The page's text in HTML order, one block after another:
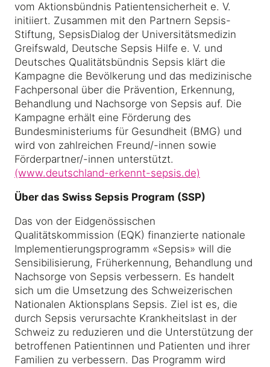
vom Aktionsbündnis Patientensicherheit e. V.
initiiert. Zusammen mit den Partnern Sepsis-
Stiftung, SepsisDialog der Universitätsmedizin
Greifswald, Deutsche Sepsis Hilfe e. V. und
Deutsches Qualitätsbündnis Sepsis klärt die
Kampagne die Bevölkerung und das medizinische
Fachpersonal über die Prävention, Erkennung,
Behandlung und Nachsorge von Sepsis auf. Die
Kampagne erhält eine Förderung des
Bundesministeriums für Gesundheit (BMG) und
wird von zahlreichen Freund/-innen sowie
Förderpartner/-innen unterstützt.
(www.deutschland-erkennt-sepsis.de)
Über das Swiss Sepsis Program (SSP)
Das von der Eidgenössischen
Qualitätskommission (EQK) finanzierte nationale
Implementierungsprogramm «Sepsis» will die
Sensibilisierung, Früherkennung, Behandlung und
Nachsorge von Sepsis verbessern. Es handelt
sich um die Umsetzung des Schweizerischen
Nationalen Aktionsplans Sepsis. Ziel ist es, die
durch Sepsis verursachte Krankheitslast in der
Schweiz zu reduzieren und die Unterstützung der
betroffenen Patientinnen und Patienten und ihrer
Familien zu verbessern. Das Programm wird